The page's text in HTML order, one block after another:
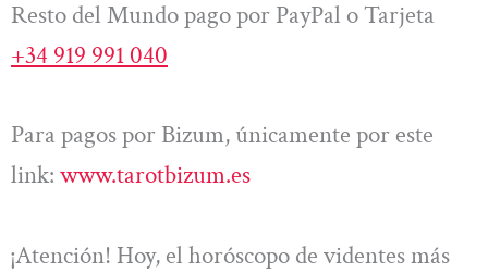
Resto del Mundo pago por PayPal o Tarjeta
+34 919 991 040
Para pagos por Bizum, únicamente por este
link: www.tarotbizum.es
¡Atención! Hoy, el horóscopo de videntes más